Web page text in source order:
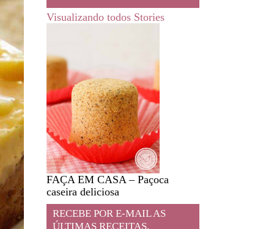
Visualizando todos Stories
FAÇA EM CASA – Paçoca
caseira deliciosa
RECEBE POR E-MAIL AS
ÚLTIMAS RECEITAS.